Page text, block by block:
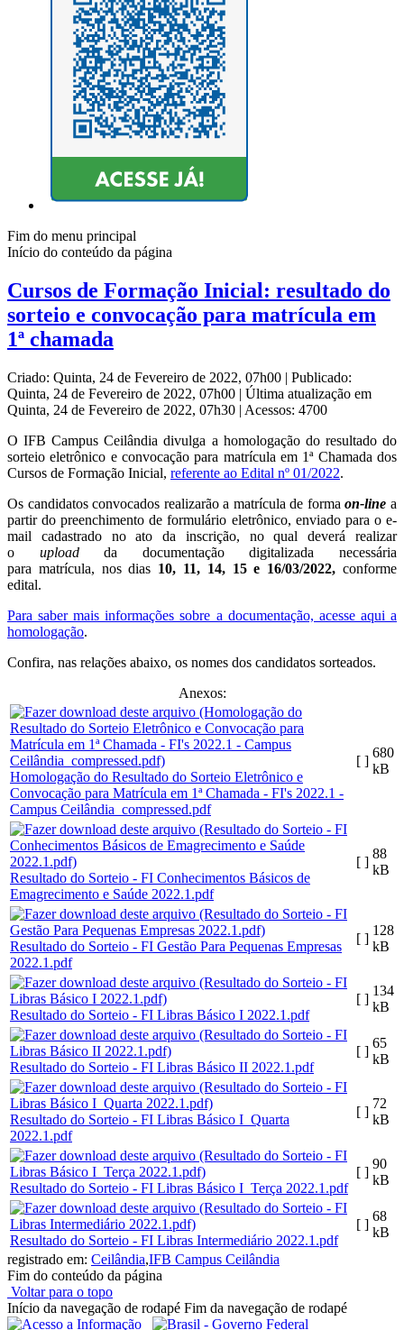
Fim do menu principal
Início do conteúdo da página
Cursos de Formação Inicial: resultado do
sorteio e convocação para matrícula em
1ª chamada
Criado: Quinta, 24 de Fevereiro de 2022, 07h00 | Publicado:
Quinta, 24 de Fevereiro de 2022, 07h00 | Última atualização em
Quinta, 24 de Fevereiro de 2022, 07h30 | Acessos: 4700
O IFB Campus Ceilândia divulga a homologação do resultado do
sorteio eletrônico e convocação para matrícula em 1ª Chamada dos
Cursos de Formação Inicial, referente ao Edital nº 01/2022.
Os candidatos convocados realizarão a matrícula de formaon-line a
partir do preenchimento de formulário eletrônico, enviado para o e-
mail cadastrado no ato da inscrição, no qual deverá realizar
o uploadda documentação digitalizada necessária
para matrícula, nos dias 10, 11, 14, 15 e 16/03/2022,conforme
edital.
Para saber mais informações sobre a documentação, acesse aqui a
homologação.
Confira, nas relações abaixo, os nomes dos candidatos sorteados.
Anexos:
Homologação do Resultado do Sorteio Eletrônico e
Convocação para Matrícula em 1ª Chamada - FI's 2022.1 -
Campus Ceilândia_compressed.pdf
[ ]
680
kB
Resultado do Sorteio - FI Conhecimentos Básicos de
Emagrecimento e Saúde 2022.1.pdf
[ ]
88
kB
Resultado do Sorteio - FI Gestão Para Pequenas Empresas
2022.1.pdf
[ ]
128
kB
Resultado do Sorteio - FI Libras Básico I 2022.1.pdf
[ ]
134
kB
Resultado do Sorteio - FI Libras Básico II 2022.1.pdf
[ ]
65
kB
Resultado do Sorteio - FI Libras Básico I_Quarta
2022.1.pdf
[ ]
72
kB
Resultado do Sorteio - FI Libras Básico I_Terça 2022.1.pdf
[ ]
90
kB
Resultado do Sorteio - FI Libras Intermediário 2022.1.pdf
[ ]
68
kB
registrado em: Ceilândia,IFB Campus Ceilândia
Fim do conteúdo da página
Voltar para o topo
Início da navegação de rodapé Fim da navegação de rodapé